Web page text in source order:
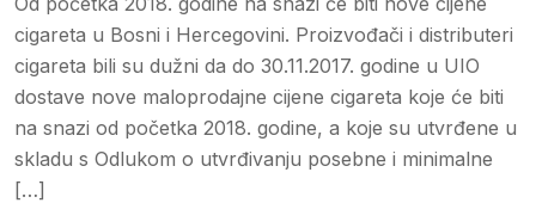
cigareta u Bosni i Hercegovini. Proizvođači i distributeri
cigareta bili su dužni da do 30.11.2017. godine u UIO
dostave nove maloprodajne cijene cigareta koje će biti
na snazi od početka 2018. godine, a koje su utvrđene u
skladu s Odlukom o utvrđivanju posebne i minimalne
[…]